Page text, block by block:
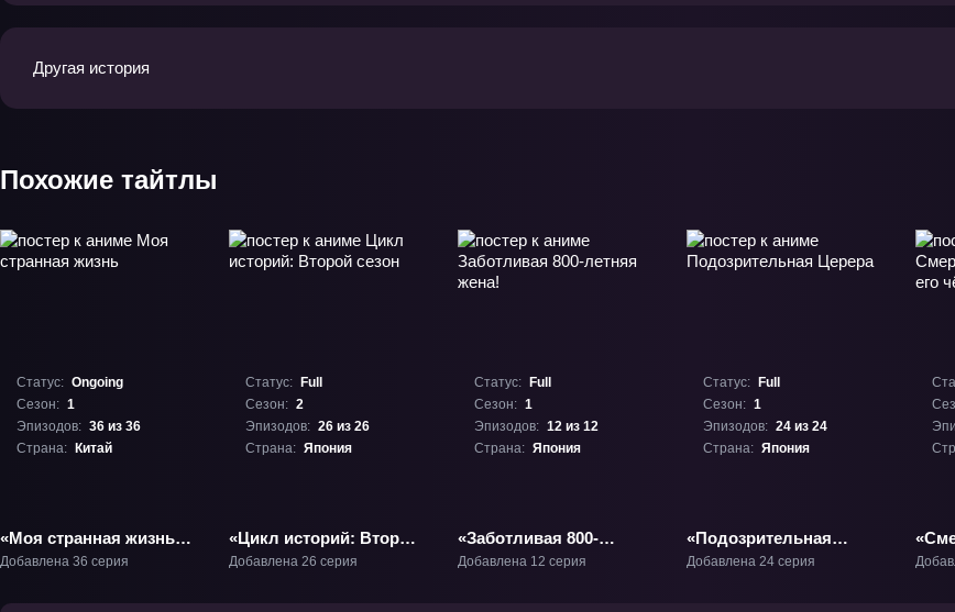
Другая история
Похожие тайтлы
Статус: Ongoing
Сезон: 1
Эпизодов: 36 из 36
Страна:
Китай
«Моя странная жизнь»
ТВ-1
Добавлена 36 серия
Статус:
Full
Сезон: 2
Эпизодов: 26 из 26
Страна: Япония
«Цикл историй: Второй
сезон» ТВ-2
Добавлена 26 серия
Статус:
Full
Сезон: 1
Эпизодов: 12 из 12
Страна: Япония
«Заботливая 800-
летняя жена!» ТВ-1
Добавлена 12 серия
Статус:
Full
Сезон: 1
Эпизодов: 24 из 24
Страна: Япония
«Подозрительная
Церера» ТВ-1
Добавлена 24 серия
и